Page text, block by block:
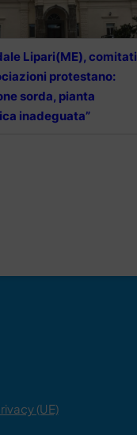
Lipari(ME), comitati
protestano:
sorda, pianta
inadeguata”
(UE)